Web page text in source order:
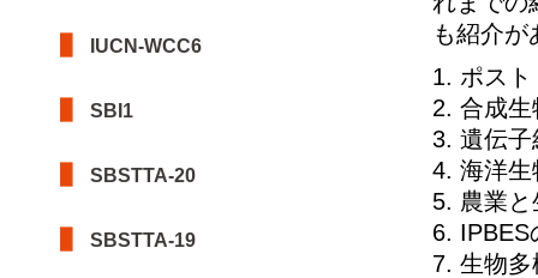
IUCN-WCC6
SBI1
SBSTTA-20
SBSTTA-19
も紹介が
1. ポス
2. 合成生
3. 遺伝子
4. 海洋
5. 農業
6. IPBES
7. 生物